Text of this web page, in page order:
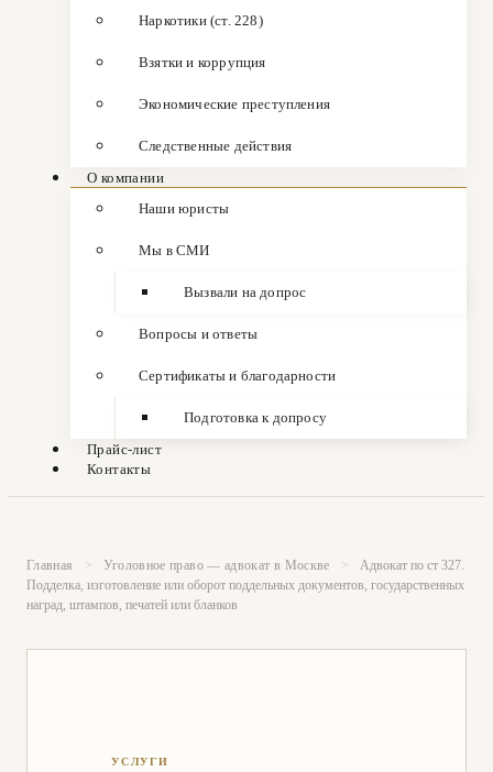
Наркотики (ст. 228)
Взятки и коррупция
Экономические преступления
Следственные действия
О компании
Наши юристы
Мы в СМИ
Вызвали на допрос
Вопросы и ответы
Сертификаты и благодарности
Подготовка к допросу
Прайс-лист
Контакты
Главная > Уголовное право — адвокат в Москве >
Адвокат по ст 327.
Подделка, изготовление или оборот поддельных документов, государственных
наград, штампов, печатей или бланков